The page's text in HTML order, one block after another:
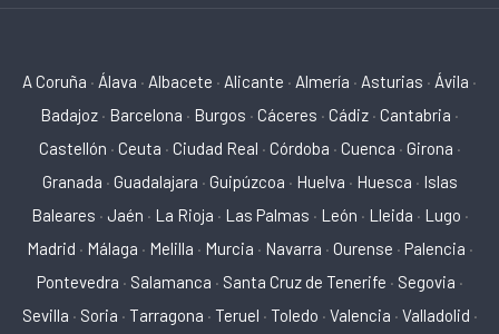
A Coruña · Álava · Albacete · Alicante · Almería · Asturias · Ávila ·
Badajoz · Barcelona · Burgos · Cáceres · Cádiz · Cantabria ·
Castellón · Ceuta · Ciudad Real · Córdoba · Cuenca · Girona ·
Granada · Guadalajara · Guipúzcoa · Huelva · Huesca · Islas
Baleares · Jaén · La Rioja · Las Palmas · León · Lleida · Lugo ·
Madrid · Málaga · Melilla · Murcia · Navarra · Ourense · Palencia ·
Pontevedra · Salamanca · Santa Cruz de Tenerife · Segovia ·
Sevilla · Soria · Tarragona · Teruel · Toledo · Valencia · Valladolid ·